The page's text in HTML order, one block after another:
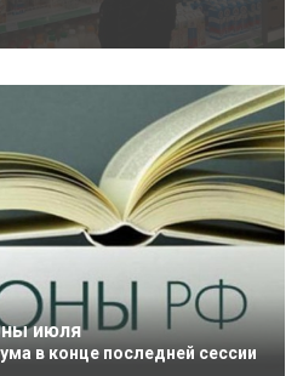
июля
в конце последней сессии